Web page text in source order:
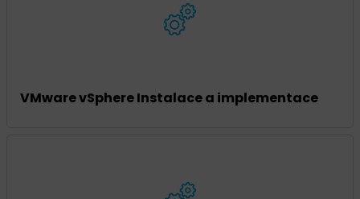
VMware vSphere Instalace a implementace